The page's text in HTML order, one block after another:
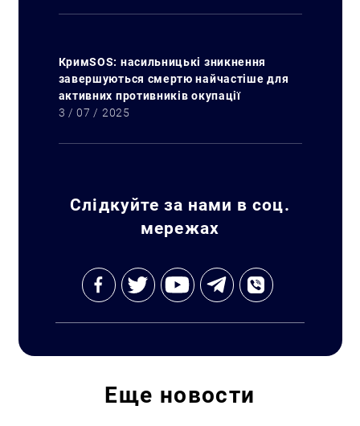
КримSOS: насильницькі зникнення
завершуються смертю найчастіше для
активних противників окупації
3 / 07 / 2025
Слідкуйте за нами в соц.
мережах
Еще новости